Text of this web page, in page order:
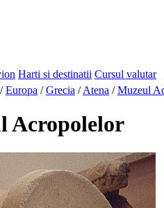
Harti si destinatii Cursul valutar
/Europa /Grecia /Atena /Muzeul
Acropolelor